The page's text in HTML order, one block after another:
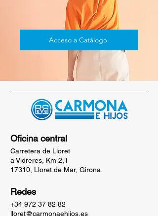
Acceso a Catálogo
Oficina central
Carretera de Lloret
a Vidreres, Km 2,1
17310, Lloret de Mar, Girona.
Redes
+34 972 37 82 82
lloret@carmonaehijos.es